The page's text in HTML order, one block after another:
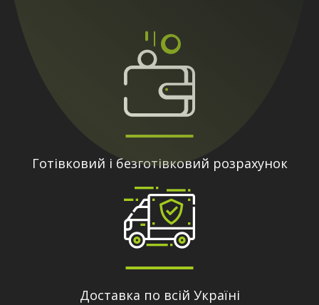
Готівковий і безготівковий розрахунок
Доставка по всій Україні